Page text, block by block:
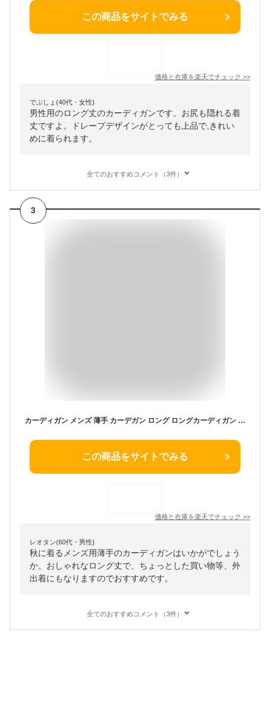
この商品をサイトでみる
価格と在庫を楽天でチェック >>
でぶしょ(40代・女性)
男性用のロング丈のカーディガンです。お尻も隠れる着
丈ですよ。ドレープデザインがとっても上品で,きれい
めに着られます。
全てのおすすめコメント（3件）
3
カーディガン メンズ 薄手 カーデガン ロング ロングカーディガン ロング丈 ショールカラー 長袖 ドレープ ライトアウター ゆったり レディース 無地 ベージュ グレー カーキ ブラック ネイビー ホワイト 韓国 ファッション 春服 春 夏服 春夏 モード系
この商品をサイトでみる
価格と在庫を楽天でチェック >>
レオタン(60代・男性)
秋に着るメンズ用薄手のカーディガンはいかがでしょう
か。おしゃれなロング丈で、ちょっとした買い物等、外
出着にもなりますのでおすすめです。
全てのおすすめコメント（3件）